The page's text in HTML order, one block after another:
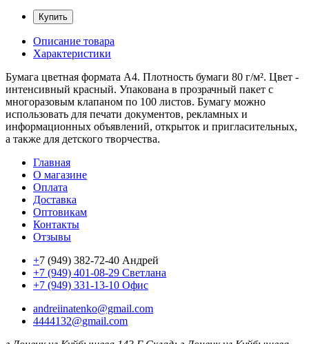
Купить
Описание товара
Характеристики
Бумага цветная формата А4. Плотность бумаги 80 г/м². Цвет -
интенсивный красный. Упакована в прозрачный пакет с
многоразовым клапаном по 100 листов. Бумагу можно
использовать для печати документов, рекламных и
информационных объявлений, открыток и пригласительных,
а также для детского творчества.
Главная
О магазине
Оплата
Доставка
Оптовикам
Контакты
Отзывы
+7 (949) 382-72-40 Андрей
+7 (949) 401-08-29 Светлана
+7 (949) 331-13-10 Офис
andreiinatenko@gmail.com
4444132@gmail.com